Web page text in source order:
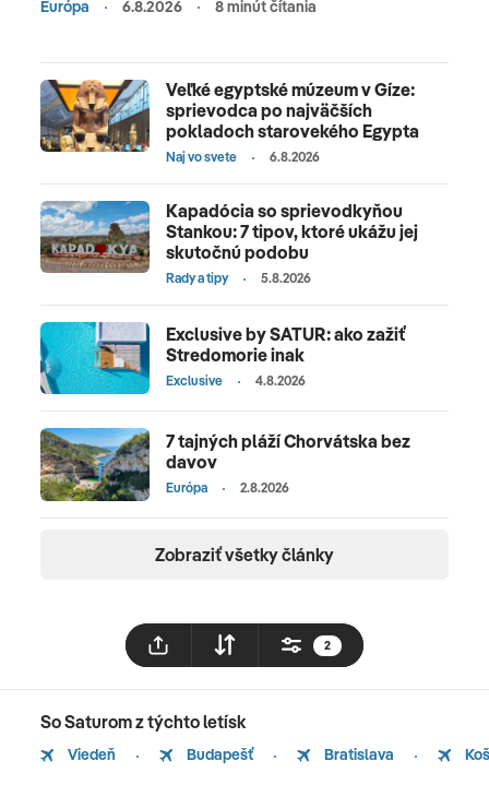
Európa 6.8.2026 8 minút čítania
Veľké egyptské múzeum v Gíze:
sprievodca po najväčších
pokladoch starovekého Egypta
Naj vo svete 6.8.2026
Kapadócia so sprievodkyňou
Stankou: 7 tipov, ktoré ukážu jej
skutočnú podobu
Rady a tipy 5.8.2026
Exclusive by SATUR: ako zažiť
Stredomorie inak
Exclusive 4.8.2026
7 tajných pláží Chorvátska bez
davov
Európa 2.8.2026
Zobraziť všetky články
2
So Saturom z týchto letísk
Viedeň Budapešť Bratislava